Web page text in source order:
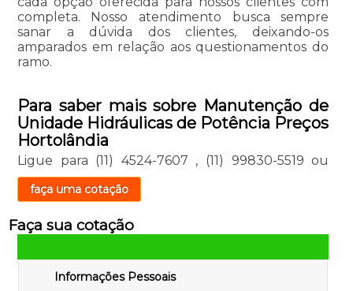
completa. Nosso atendimento busca sempre
sanar a dúvida dos clientes, deixando-os
amparados em relação aos questionamentos do
ramo.
Para saber mais sobre Manutenção de
Unidade Hidráulicas de Potência Preços
Hortolândia
Ligue para (11) 4524-7607 , (11) 99830-5519 ou
faça uma cotação
Faça sua cotação
Informações Pessoais